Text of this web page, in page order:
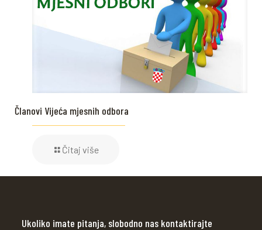
Članovi Vijeća mjesnih odbora
Čitaj više
Ukoliko imate pitanja, slobodno nas kontaktirajte